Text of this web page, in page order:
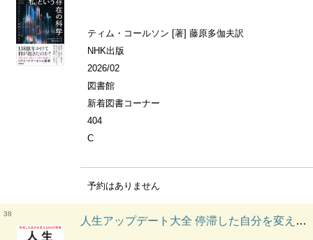
ティム・コールソン [著] 藤原多伽夫訳
NHK出版
2026/02
図書館
新着図書コーナー
404
C
予約はありません
38
人生アップデート大全 停滞した自分を変える66の習慣